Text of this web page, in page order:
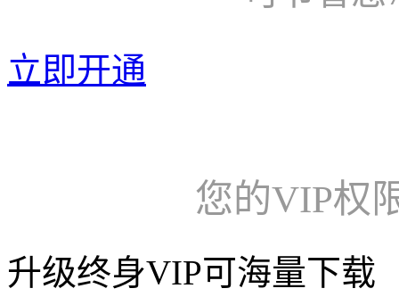
立即开通
您的VIP权
升级终身VIP可海量下载